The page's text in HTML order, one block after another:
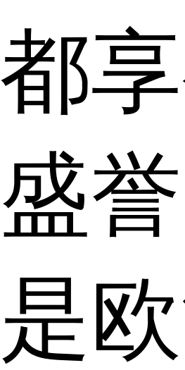
都
盛誉
是